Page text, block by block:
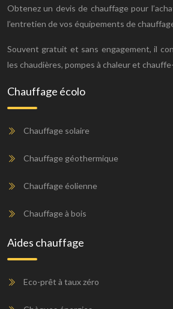
Obtenez un devis de chauffage pour
l’entretien de vos équipements de
Souvent gratuit et sans engagement, il
les chaudières, pompes à chaleur et
Chauffage écolo
Chauffage solaire
Chauffage géothermique
Chauffage éolienne
Chauffage à bois
Aides chauffage
Eco-prêt à taux zéro